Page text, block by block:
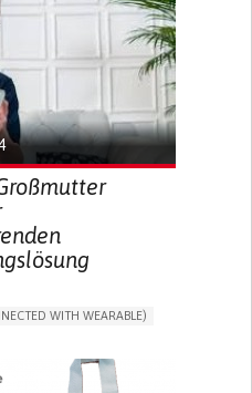
FALLS,
ALLERGOLOGY
WITH WEARABLE)
(TO HELP ADL)